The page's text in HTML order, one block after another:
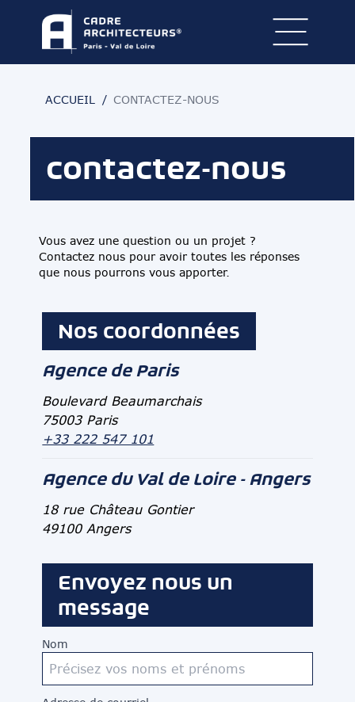
ACCUEIL CONTACTEZ-NOUS
contactez-nous
Vous avez une question ou un projet ?
Contactez nous pour avoir toutes les réponses
que nous pourrons vous apporter.
Nos coordonnées
Agence de Paris
Boulevard Beaumarchais
75003 Paris
+33 222 547 101
Agence du Val de Loire - Angers
18 rue Château Gontier
49100 Angers
Envoyez nous un
message
Nom